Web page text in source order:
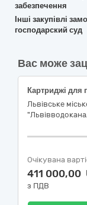
забезпечення
Інші закупівлі
господарский суд
Вас може
Картриджі для
Львівське
Очікувана
411 000,00
з ПДВ